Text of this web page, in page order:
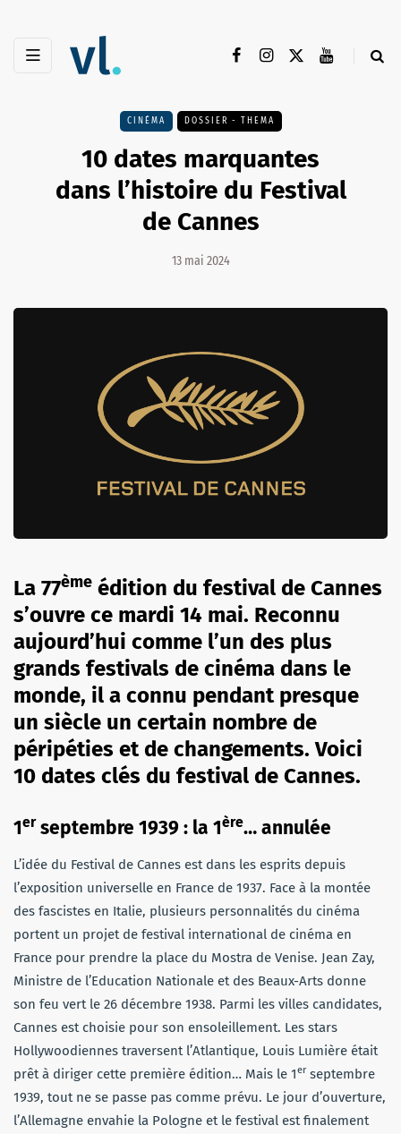
CINÉMA DOSSIER - THEMA
10 dates marquantes
dans l’histoire du Festival
de Cannes
13 mai 2024
La 77ème édition du festival de Cannes
s’ouvre ce mardi 14 mai. Reconnu
aujourd’hui comme l’un des plus
grands festivals de cinéma dans le
monde, il a connu pendant presque
un siècle un certain nombre de
péripéties et de changements. Voici
10 dates clés du festival de Cannes.
1erseptembre 1939 : la 1ère… annulée
L’idée du Festival de Cannes est dans les esprits depuis
l’exposition universelle en France de 1937. Face à la montée
des fascistes en Italie, plusieurs personnalités du cinéma
portent un projet de festival international de cinéma en
France pour prendre la place du Mostra de Venise. Jean Zay,
Ministre de l’Education Nationale et des Beaux-Arts donne
son feu vert le 26 décembre 1938. Parmi les villes candidates,
Cannes est choisie pour son ensoleillement. Les stars
Hollywoodiennes traversent l’Atlantique, Louis Lumière était
prêt à diriger cette première édition… Mais le 1erseptembre
1939, tout ne se passe pas comme prévu. Le jour d’ouverture,
l’Allemagne envahie la Pologne et le festival est finalement